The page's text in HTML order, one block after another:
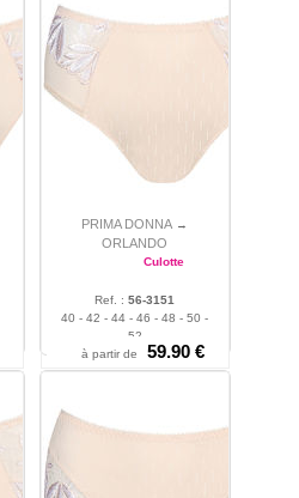
PRIMA DONNA →
ORLANDO
Culotte
Ref. : 56-3151
40 - 42 - 44 - 46 - 48 - 50 -
52
à partir de
59.90 €